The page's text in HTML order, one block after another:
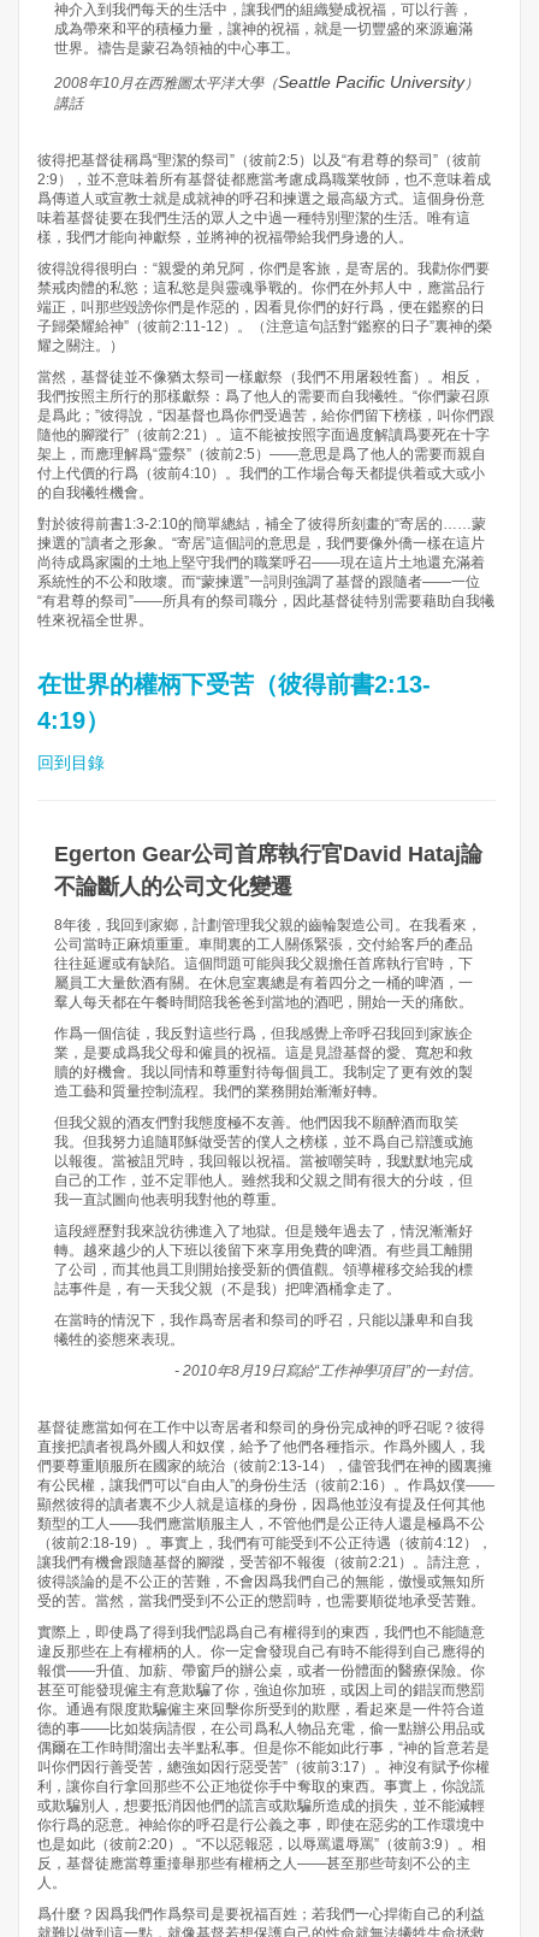
神介入到我們每天的生活中，讓我們的組織變成祝福，可以行善，
成為帶來和平的積極力量，讓神的祝福，就是一切豐盛的來源遍滿
世界。禱告是蒙召為領袖的中心事工。
2008年10月在西雅圖太平洋大學（Seattle Pacific University）
講話
彼得把基督徒稱爲“聖潔的祭司”（彼前2:5）以及“有君尊的祭司”（彼前
2:9），並不意味着所有基督徒都應當考慮成爲職業牧師，也不意味着成
爲傳道人或宣教士就是成就神的呼召和揀選之最高級方式。這個身份意
味着基督徒要在我們生活的眾人之中過一種特別聖潔的生活。唯有這
樣，我們才能向神獻祭，並將神的祝福帶給我們身邊的人。
彼得說得很明白：“親愛的弟兄阿，你們是客旅，是寄居的。我勸你們要
禁戒肉體的私慾；這私慾是與靈魂爭戰的。你們在外邦人中，應當品行
端正，叫那些毀謗你們是作惡的，因看見你們的好行爲，便在鑑察的日
子歸榮耀給神”（彼前2:11-12）。（注意這句話對“鑑察的日子”裏神的榮
耀之關注。）
當然，基督徒並不像猶太祭司一樣獻祭（我們不用屠殺牲畜）。相反，
我們按照主所行的那樣獻祭：爲了他人的需要而自我犧牲。“你們蒙召原
是爲此；”彼得說，“因基督也爲你們受過苦，給你們留下榜樣，叫你們跟
隨他的腳蹤行”（彼前2:21）。這不能被按照字面過度解讀爲要死在十字
架上，而應理解爲“靈祭”（彼前2:5）——意思是爲了他人的需要而親自
付上代價的行爲（彼前4:10）。我們的工作場合每天都提供着或大或小
的自我犧牲機會。
對於彼得前書1:3-2:10的簡單總結，補全了彼得所刻畫的“寄居的……蒙
揀選的”讀者之形象。“寄居”這個詞的意思是，我們要像外僑一樣在這片
尚待成爲家園的土地上堅守我們的職業呼召——現在這片土地還充滿着
系統性的不公和敗壞。而“蒙揀選”一詞則強調了基督的跟隨者——一位
“有君尊的祭司”——所具有的祭司職分，因此基督徒特別需要藉助自我犧
牲來祝福全世界。
在世界的權柄下受苦（彼得前書2:13-
4:19）
回到目錄
Egerton Gear公司首席執行官David Hataj論
不論斷人的公司文化變遷
8年後，我回到家鄉，計劃管理我父親的齒輪製造公司。在我看來，
公司當時正麻煩重重。車間裏的工人關係緊張，交付給客戶的產品
往往延遲或有缺陷。這個問題可能與我父親擔任首席執行官時，下
屬員工大量飲酒有關。在休息室裏總是有着四分之一桶的啤酒，一
羣人每天都在午餐時間陪我爸爸到當地的酒吧，開始一天的痛飲。
作爲一個信徒，我反對這些行爲，但我感覺上帝呼召我回到家族企
業，是要成爲我父母和僱員的祝福。這是見證基督的愛、寬恕和救
贖的好機會。我以同情和尊重對待每個員工。我制定了更有效的製
造工藝和質量控制流程。我們的業務開始漸漸好轉。
但我父親的酒友們對我態度極不友善。他們因我不願醉酒而取笑
我。但我努力追隨耶穌做受苦的僕人之榜樣，並不爲自己辯護或施
以報復。當被詛咒時，我回報以祝福。當被嘲笑時，我默默地完成
自己的工作，並不定罪他人。雖然我和父親之間有很大的分歧，但
我一直試圖向他表明我對他的尊重。
這段經歷對我來說彷彿進入了地獄。但是幾年過去了，情況漸漸好
轉。越來越少的人下班以後留下來享用免費的啤酒。有些員工離開
了公司，而其他員工則開始接受新的價值觀。領導權移交給我的標
誌事件是，有一天我父親（不是我）把啤酒桶拿走了。
在當時的情況下，我作爲寄居者和祭司的呼召，只能以謙卑和自我
犧牲的姿態來表現。
- 2010年8月19日寫給“工作神學項目”的一封信。
基督徒應當如何在工作中以寄居者和祭司的身份完成神的呼召呢？彼得
直接把讀者視爲外國人和奴僕，給予了他們各種指示。作爲外國人，我
們要尊重順服所在國家的統治（彼前2:13-14），儘管我們在神的國裏擁
有公民權，讓我們可以“自由人”的身份生活（彼前2:16）。作爲奴僕——
顯然彼得的讀者裏不少人就是這樣的身份，因爲他並沒有提及任何其他
類型的工人——我們應當順服主人，不管他們是公正待人還是極爲不公
（彼前2:18-19）。事實上，我們有可能受到不公正待遇（彼前4:12），
讓我們有機會跟隨基督的腳蹤，受苦卻不報復（彼前2:21）。請注意，
彼得談論的是不公正的苦難，不會因爲我們自己的無能，傲慢或無知所
受的苦。當然，當我們受到不公正的懲罰時，也需要順從地承受苦難。
實際上，即使爲了得到我們認爲自己有權得到的東西，我們也不能隨意
違反那些在上有權柄的人。你一定會發現自己有時不能得到自己應得的
報償——升值、加薪、帶窗戶的辦公桌，或者一份體面的醫療保險。你
甚至可能發現僱主有意欺騙了你，強迫你加班，或因上司的錯誤而懲罰
你。通過有限度欺騙僱主來回擊你所受到的欺壓，看起來是一件符合道
德的事——比如裝病請假，在公司爲私人物品充電，偷一點辦公用品或
偶爾在工作時間溜出去半點私事。但是你不能如此行事，“神的旨意若是
叫你們因行善受苦，總強如因行惡受苦”（彼前3:17）。神沒有賦予你權
利，讓你自行拿回那些不公正地從你手中奪取的東西。事實上，你說謊
或欺騙別人，想要抵消因他們的謊言或欺騙所造成的損失，並不能減輕
你行爲的惡意。神給你的呼召是行公義之事，即使在惡劣的工作環境中
也是如此（彼前2:20）。“不以惡報惡，以辱罵還辱罵”（彼前3:9）。相
反，基督徒應當尊重擡舉那些有權柄之人——甚至那些苛刻不公的主
人。
爲什麼？因爲我們作爲祭司是要祝福百姓；若我們一心捍衛自己的利益
就難以做到這一點，就像基督若想保護自己的性命就無法犧牲生命拯救